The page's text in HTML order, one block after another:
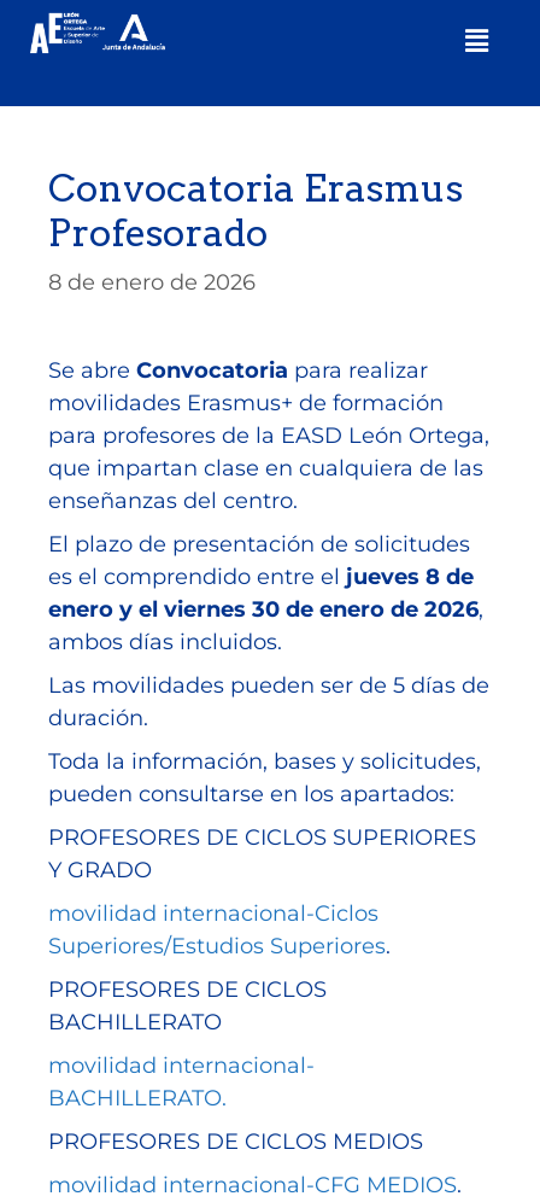
Convocatoria Erasmus
Profesorado
8 de enero de 2026
Se abre Convocatoria para realizar
movilidades Erasmus+ de formación
para profesores de la EASD León Ortega,
que impartan clase en cualquiera de las
enseñanzas del centro.
El plazo de presentación de solicitudes
es el comprendido entre el jueves 8 de
enero y el viernes 30 de enero de 2026,
ambos días incluidos.
Las movilidades pueden ser de 5 días de
duración.
Toda la información, bases y solicitudes,
pueden consultarse en los apartados:
PROFESORES DE CICLOS SUPERIORES
Y GRADO
movilidad internacional-Ciclos
Superiores/Estudios Superiores.
PROFESORES DE CICLOS
BACHILLERATO
movilidad internacional-
BACHILLERATO.
PROFESORES DE CICLOS MEDIOS
movilidad internacional-CFG MEDIOS.